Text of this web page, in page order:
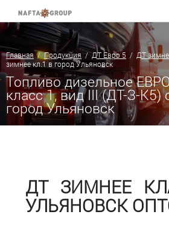
Главная/Продукция/ДТ Евро 5 / ДТ
зимнее кл.1 в город Ульяновск
Топливо дизельное
класс 1, вид III (ДТ-З-К5)
город Ульяновск
ДТ ЗИМНЕЕ
УЛЬЯНОВСК